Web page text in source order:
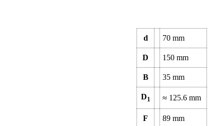
d 70mm
D 150mm
B 35mm
D1 ≈ 125.6mm
F 89mm